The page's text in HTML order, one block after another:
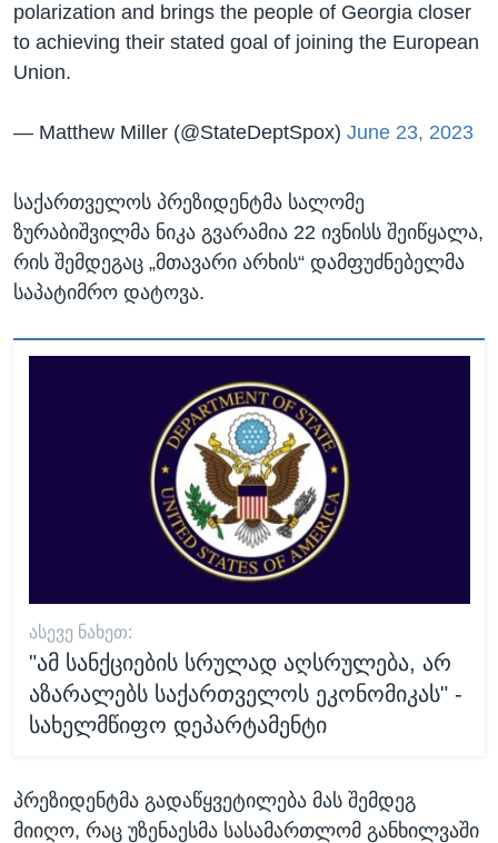
polarization and brings the people of Georgia closer
to achieving their stated goal of joining the European
Union.
— Matthew Miller (@StateDeptSpox) June 23, 2023
საქართველოს პრეზიდენტმა სალომე
ზურაბიშვილმა ნიკა გვარამია 22 ივნისს შეიწყალა,
რის შემდეგაც „მთავარი არხის“ დამფუძნებელმა
საპატიმრო დატოვა.
ᲐᲡᲔᲕᲔ ᲜᲐᲮᲔᲗ:
"ამ სანქციების სრულად აღსრულება, არ
აზარალებს საქართველოს ეკონომიკას" -
სახელმწიფო დეპარტამენტი
პრეზიდენტმა გადაწყვეტილება მას შემდეგ
მიიღო, რაც უზენაესმა სასამართლომ განხილვაში